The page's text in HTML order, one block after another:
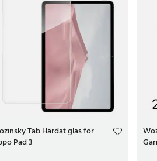
Tab Härdat glas för
Pad 3